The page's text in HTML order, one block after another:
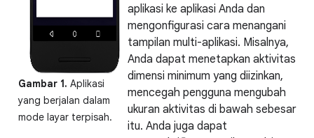
Gambar 1. Aplikasi
yang berjalan dalam
mode layar terpisah.
aplikasi ke aplikasi Anda dan
mengonfigurasi cara menangani
tampilan multi-aplikasi. Misalnya,
Anda dapat menetapkan aktivitas
dimensi minimum yang diizinkan,
mencegah pengguna mengubah
ukuran aktivitas di bawah sebesar
itu. Anda juga dapat